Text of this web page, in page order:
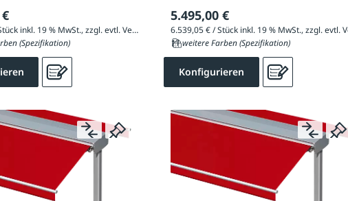
6.414,10 € / Stück inkl. 19 % MwSt., zzgl. evtl. Versandkosten
(Spezifikation)
5.495,00 €
11 weitere Farben (Spezifikation)
Konfigurieren